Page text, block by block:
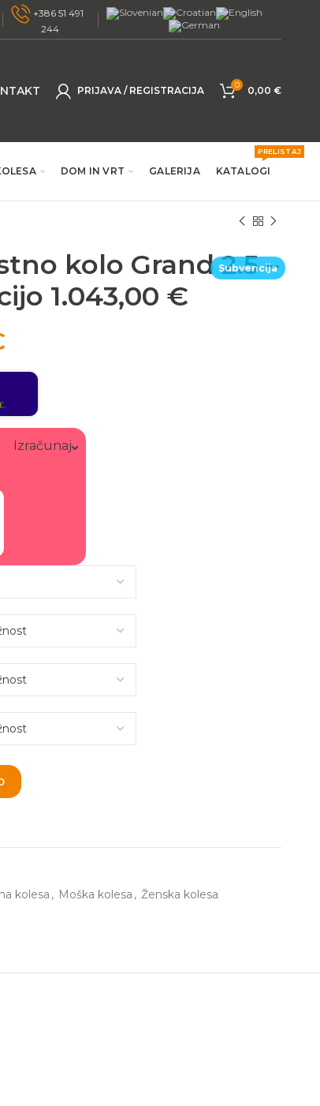
+386 51 491
244
PRIJAVA / REGISTRACIJA 0 0,00€
DOM IN VRT GALERIJA KATALOGI
PRELISTAJ
kolo Grand 2.5 –
1.043,00 €
Subvencija
Izračunaj
kolesa , Moška kolesa , Ženska kolesa